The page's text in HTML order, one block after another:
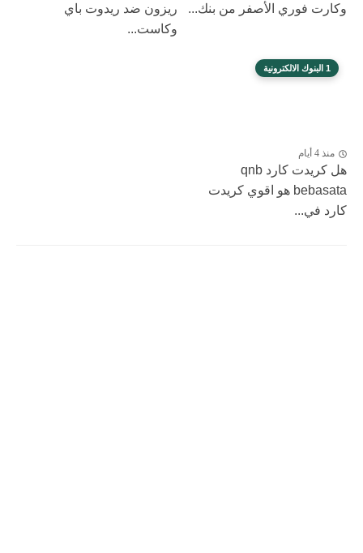
وكارت فوري الأصفر من بنك...
ريزون ضد ريدوت باي
وكاست...
1 البنوك الالكترونية
منذ 4 أيام
هل كريدت كارد qnb
bebasata هو اقوي كريدت
كارد في...